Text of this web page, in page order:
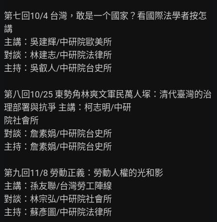
第七回10/4 台灣，敢是一个國家？看國際法學者按怎
講
主講：吳建輝/中研院歐美所
對談：林建志/中研院法律所
主持：吳叡人/中研院台史所
第八回10/25 東勢角林爽文軍民萬人塚：清代臺灣的治
理部署與抗爭 主講：柯志明/中研
院社會所
對談：詹素娟/中研院台史所
主持：詹素娟/中研院台史所
第九回11/8 勞動正義：勞動人權的光和影
主講：孫友聯/台灣勞工陣線
對談：林宗弘/中研院社會所
主持：蘇彥圖/中研院法律所